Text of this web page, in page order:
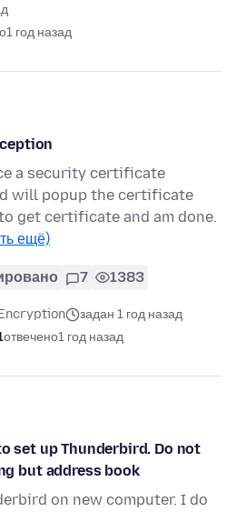
1 год назад
a security certificate
will popup the certificate
get certificate and am done.
ещё)
7 1383
задан 1 год назад
отвечено1 год назад
set up Thunderbird. Do not
but address book
on new computer. I do